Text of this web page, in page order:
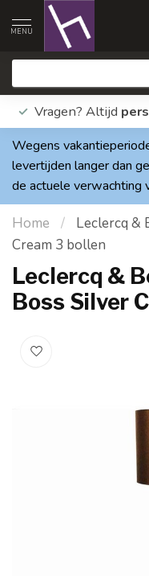
MENU
Vragen? Altijd
Wegens
levertijden langer dan
de actuele verwachting
Home /
Leclercq &
Cream 3 bollen
Leclercq &
Boss Silver